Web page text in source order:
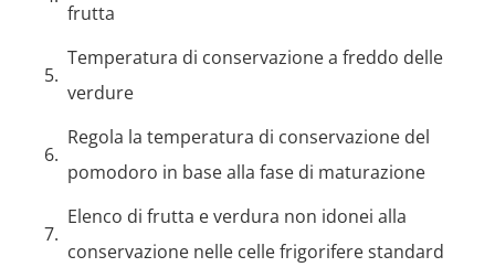
frutta
Temperatura di conservazione a freddo delle
verdure
Regola la temperatura di conservazione del
pomodoro in base alla fase di maturazione
Elenco di frutta e verdura non idonei alla
conservazione nelle celle frigorifere standard